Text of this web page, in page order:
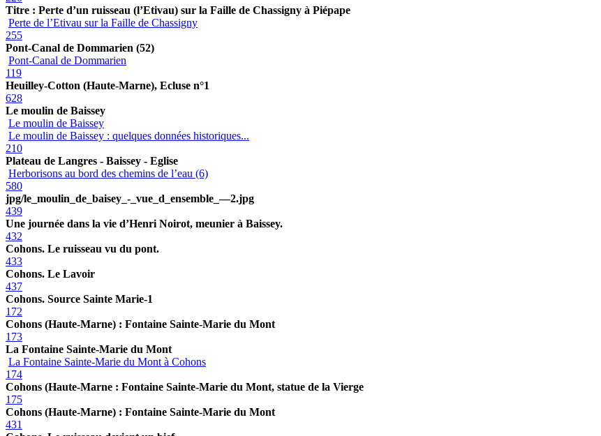
Titre : Perte d’un ruisseau (l’Etivau) sur la Faille de Chassigny à Piépape
Perte de l’Etivau sur la Faille de Chassigny
255
Pont-Canal de Dommarien (52)
Pont-Canal de Dommarien
119
Heuilley-Cotton (Haute-Marne), Ecluse n°1
628
Le moulin de Baissey
Le moulin de Baissey
Le moulin de Baissey : quelques données historiques...
210
Plateau de Langres - Baissey - Eglise
Herborisons au bord des chemins de l’eau (6)
580
jpg/le_moulin_de_baisey_-_vue_d_ensemble_—2.jpg
439
Une journée dans la vie d’Henri Noirot, meunier à Baissey.
432
Cohons. Le ruisseau vu du pont.
433
Cohons. Le Lavoir
437
Cohons. Source Sainte Marie-1
172
Cohons (Haute-Marne) : Fontaine Sainte-Marie du Mont
173
La Fontaine Sainte-Marie du Mont
La Fontaine Sainte-Marie du Mont à Cohons
174
Cohons (Haute-Marne : Fontaine Sainte-Marie du Mont, statue de la Vierge
175
Cohons (Haute-Marne) : Fontaine Sainte-Marie du Mont
431